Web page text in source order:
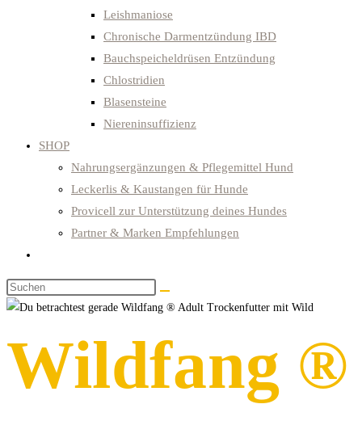
Leishmaniose
Chronische Darmentzündung IBD
Bauchspeicheldrüsen Entzündung
Chlostridien
Blasensteine
Niereninsuffizienz
SHOP
Nahrungsergänzungen & Pflegemittel Hund
Leckerlis & Kaustangen für Hunde
Provicell zur Unterstützung deines Hundes
Partner & Marken Empfehlungen
umschalten
Diese
Website
Wildfang